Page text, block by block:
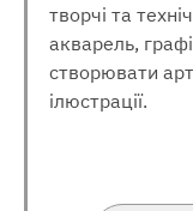
творчі та
акварель,
створювати
ілюстрації.